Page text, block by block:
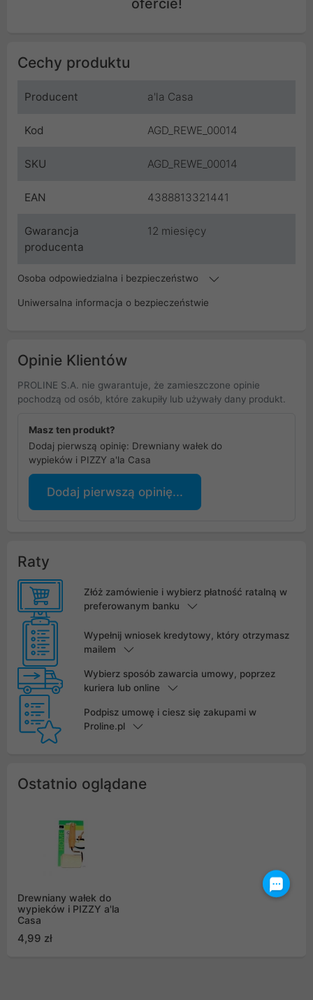
ofercie!
Cechy produktu
Producent a'la Casa
Kod AGD_REWE_00014
SKU AGD_REWE_00014
EAN 4388813321441
Gwarancja
producenta
12 miesięcy
Osoba odpowiedzialna i bezpieczeństwo
Uniwersalna informacja o bezpieczeństwie
Opinie Klientów
PROLINE S.A. nie gwarantuje, że zamieszczone opinie
pochodzą od osób, które zakupiły lub używały dany produkt.
Masz ten produkt?
Dodaj pierwszą opinię: Drewniany wałek do
wypieków i PIZZY a'la Casa
Dodaj pierwszą opinię...
Raty
Złóż zamówienie i wybierz płatność ratalną w
preferowanym banku
Wypełnij wniosek kredytowy, który otrzymasz
mailem
Wybierz sposób zawarcia umowy, poprzez
kuriera lub online
Podpisz umowę i ciesz się zakupami w
Proline.pl
Ostatnio oglądane
Drewniany wałek do
wypieków i PIZZY a'la
Casa
4,99 zł